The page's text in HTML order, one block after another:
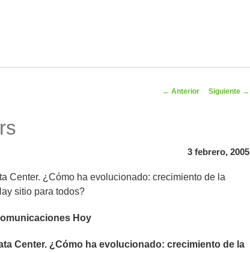
Navegador de
← Anterior Siguiente →
3 febrero, 2005
Center. ¿Cómo ha evolucionado: crecimiento de la
sitio para todos?
Hoy
Center. ¿Cómo ha evolucionado: crecimiento de la